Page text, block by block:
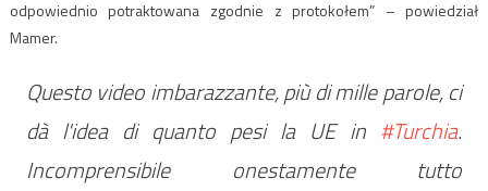
odpowiednio potraktowana zgodnie z protokołem” – powiedział
Mamer.
Questo video imbarazzante, più di mille parole, ci
dà l'idea di quanto pesi la UE in #Turchia.
Incomprensibile onestamente tutto